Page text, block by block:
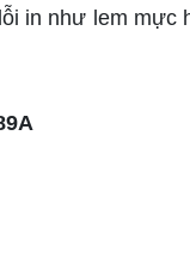
in như lem mực